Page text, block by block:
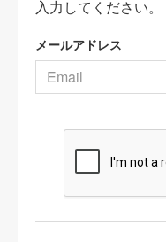
入力してください。
メールアドレス